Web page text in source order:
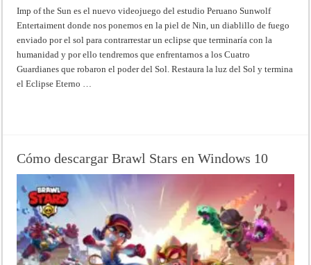
Imp of the Sun es el nuevo videojuego del estudio Peruano Sunwolf
Entertaiment donde nos ponemos en la piel de Nin, un diablillo de fuego
enviado por el sol para contrarrestar un eclipse que terminaría con la
humanidad y por ello tendremos que enfrentarnos a los Cuatro
Guardianes que robaron el poder del Sol. Restaura la luz del Sol y termina
el Eclipse Eterno …
Cómo descargar Brawl Stars en Windows 10